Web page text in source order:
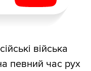
війська
певний час рух